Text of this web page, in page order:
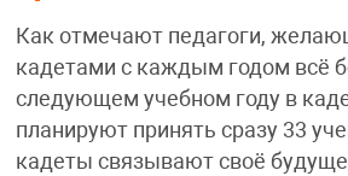
Как отмечают педагоги,
кадетами с каждым годом всё
следующем учебном году в
планируют принять сразу 33
кадеты связывают своё